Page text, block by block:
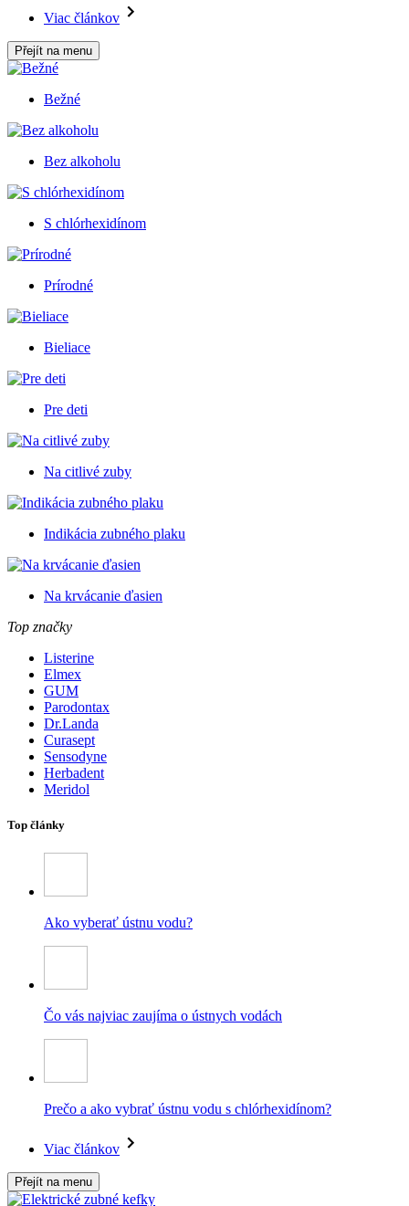
Viac článkov
Přejít na menu
Bežné
Bez alkoholu
S chlórhexidínom
Prírodné
Bieliace
Pre deti
Na citlivé zuby
Indikácia zubného plaku
Na krvácanie ďasien
Top značky
Listerine
Elmex
GUM
Parodontax
Dr.Landa
Curasept
Sensodyne
Herbadent
Meridol
Top články
Ako vyberať ústnu vodu?
Čo vás najviac zaujíma o ústnych vodách
Prečo a ako vybrať ústnu vodu s chlórhexidínom?
Viac článkov
Přejít na menu